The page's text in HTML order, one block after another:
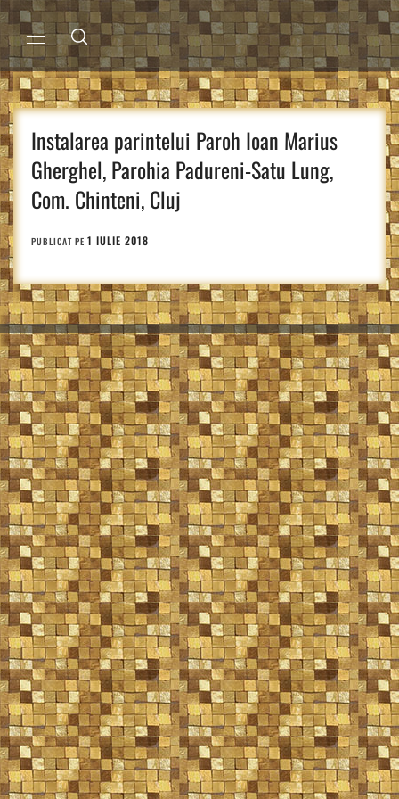
Sari
la
conținutMENIU
PRINCIPAL
Instalarea parintelui Paroh Ioan Marius
Gherghel, Parohia Padureni-Satu Lung,
Com. Chinteni, Cluj
PUBLICAT PE 1 IULIE 2018